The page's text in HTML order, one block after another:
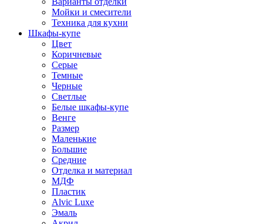
Мойки и смесители
Техника для кухни
Шкафы-купе
Цвет
Коричневые
Серые
Темные
Черные
Светлые
Белые шкафы-купе
Венге
Размер
Маленькие
Большие
Средние
Отделка и материал
МДФ
Пластик
Alvic Luxe
Эмаль